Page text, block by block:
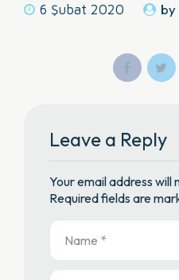
6 Şubat 2020 by
Leave a Reply
Your email address will
Required fields are